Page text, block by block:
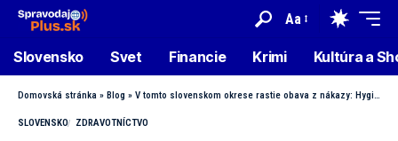
Aa
Slovensko Svet Financie Krimi Kultúra a
Domovská stránka » Blog » V tomto slovenskom okrese rastie obava z nákazy: Hygienici potvrdili tri nové ohniská!
SLOVENSKO ZDRAVOTNÍCTVO